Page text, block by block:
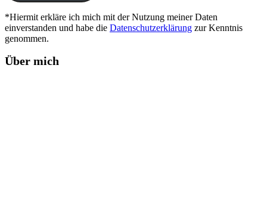
*Hiermit erkläre ich mich mit der Nutzung meiner Daten
einverstanden und habe die Datenschutzerklärung zur Kenntnis
genommen.
Über mich